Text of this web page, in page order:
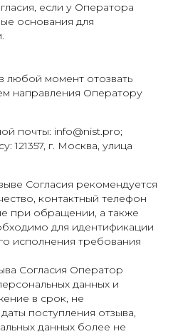
если у Оператора
основания для
любой момент отозвать
направления Оператору
почты: info@nist.pro;
121357, г. Москва, улица
Согласия рекомендуется
контактный телефон
при обращении, а также
для идентификации
исполнения требования
Согласия Оператор
данных и
в срок, не
поступления отзыва,
данных более не